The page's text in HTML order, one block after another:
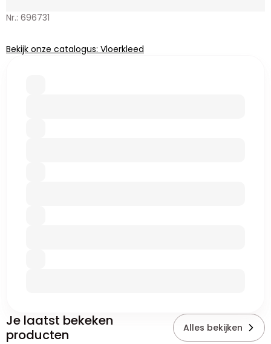
Nr.: 696731
Bekijk onze catalogus: Vloerkleed
Je laatst bekeken
producten
Alles bekijken